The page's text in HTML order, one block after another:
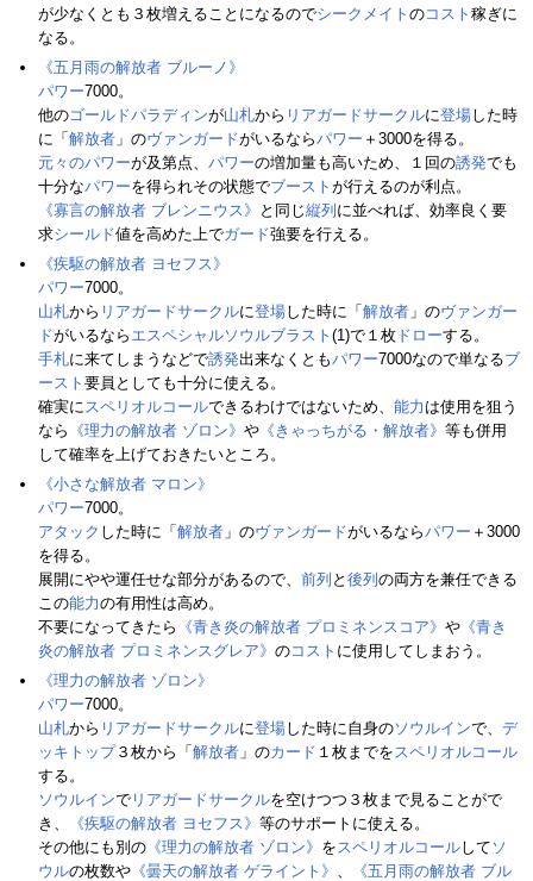
が少なくとも３枚増えることになるのでシークメイト のコスト 稼ぎに
なる。
《五月雨の解放者 ブルーノ》
パワー7000。
他のゴールドパラディンが山札から リアガードサークルに登場した時
に「 解放者 」のヴァンガードがいるならパワー ＋3000を得る。
元々のパワーが及第点、 パワーの増加量も高いため、１回の誘発でも
十分なパワーを得られその状態でブースト が行えるのが利点。
《寡言の解放者 ブレンニウス》 と同じ縦列 に並べれば、効率良く要
求シールド値を高めた上でガード強要を行える。
《疾駆の解放者 ヨセフス》
パワー7000。
山札から リアガードサークルに登場した時に「 解放者 」のヴァンガー
ドがいるなら エスペシャルソウルブラスト (1)で１枚 ドローする。
手札に来てしまうなどで誘発出来なくともパワー7000なので単なるブ
ースト 要員としても十分に使える。
確実に スペリオルコールできるわけではないため、 能力 は使用を狙う
なら 《理力の解放者 ゾロン》 や 《きゃっちがる・解放者》 等も併用
して確率を上げておきたいところ。
《小さな解放者 マロン》
パワー7000。
アタック した時に「 解放者 」のヴァンガードがいるならパワー ＋3000
を得る。
展開にやや運任せな部分があるので、 前列 と 後列 の両方を兼任できる
この能力の有用性は高め。
不要になってきたら 《青き炎の解放者 プロミネンスコア》 や 《青き
炎の解放者 プロミネンスグレア》 のコスト に使用してしまおう。
《理力の解放者 ゾロン》
パワー7000。
山札から リアガードサークルに登場した時に自身のソウルインで、 デ
ッキトップ３枚から「 解放者 」のカード １枚までを スペリオルコール
する。
ソウルインで リアガードサークルを空けつつ３枚まで見ることがで
き、
《疾駆の解放者 ヨセフス》 等のサポートに使える。
その他にも別の 《理力の解放者 ゾロン》 を スペリオルコールして ソ
ウルの枚数や 《曇天の解放者 ゲライント》
《五月雨の解放者 ブル